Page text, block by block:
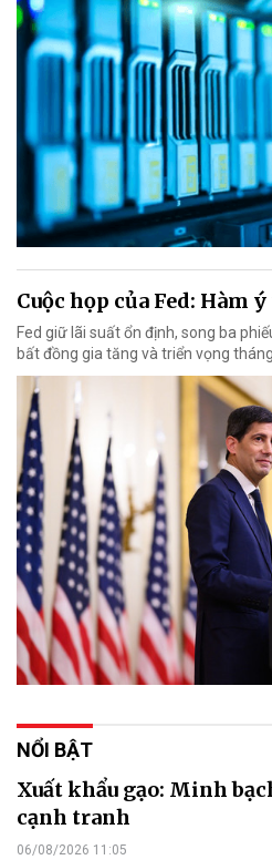
Cuộc họp của Fed: Hàm
Fed giữ lãi suất ổn định, song ba
bất đồng gia tăng và triển vọng
NỔI BẬT
Xuất khẩu gạo: Minh
cạnh tranh
06/08/2026 11:05